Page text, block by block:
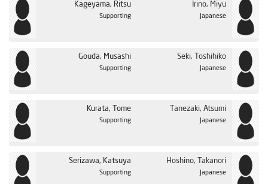
Kageyama, Ritsu
Supporting
Irino, Miyu
Japanese
Gouda, Musashi
Supporting
Seki, Toshihiko
Japanese
Kurata, Tome
Supporting
Tanezaki, Atsumi
Japanese
Serizawa, Katsuya
Supporting
Hoshino, Takanori
Japanese